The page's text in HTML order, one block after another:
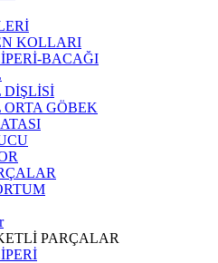
KOLLARI
BACAĞI
GÖBEK
PARÇALAR